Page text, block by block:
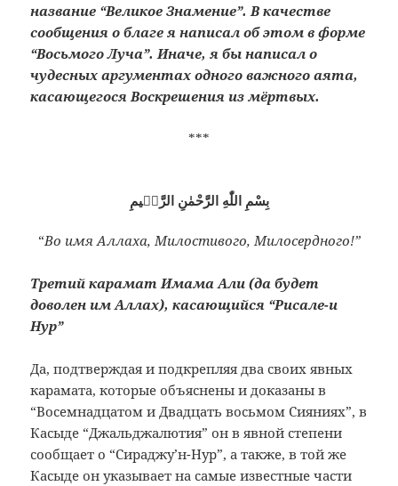
название “Великое Знамение”. В качестве
сообщения о благе я написал об этом в форме
“Восьмого Луча”. Иначе, я бы написал о
чудесных аргументах одного важного аята,
касающегося Воскрешения из мёртвых.
***
بِسْمِ اللّٰهِ الرَّحْمٰنِ الرَّحٖيمِ
“Во имя Аллаха, Милостивого, Милосердного!”
Третий карамат Имама Али (да будет
доволен им Аллах), касающийся “Рисале-и
Нур”
Да, подтверждая и подкрепляя два своих явных
карамата, которые объяснены и доказаны в
“Восемнадцатом и Двадцать восьмом Сияниях”, в
Касыде “Джальджалютия” он в явной степени
сообщает о “Сираджу’н-Нур”, а также, в той же
Касыде он указывает на самые известные части